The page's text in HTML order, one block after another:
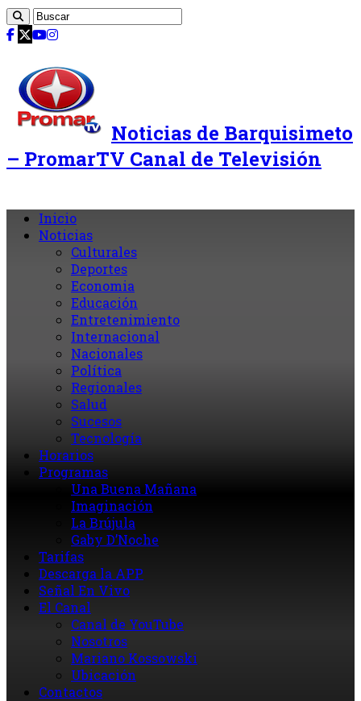
Noticias de Barquisimeto
– PromarTV Canal de Televisión
Inicio
Noticias
Culturales
Deportes
Economia
Educación
Entretenimiento
Internacional
Nacionales
Política
Regionales
Salud
Sucesos
Tecnología
Horarios
Programas
Una Buena Mañana
Imaginación
La Brújula
Gaby D’Noche
Tarifas
Descarga la APP
Señal En Vivo
El Canal
Canal de YouTube
Nosotros
Mariano Kossowski
Ubicación
Contactos